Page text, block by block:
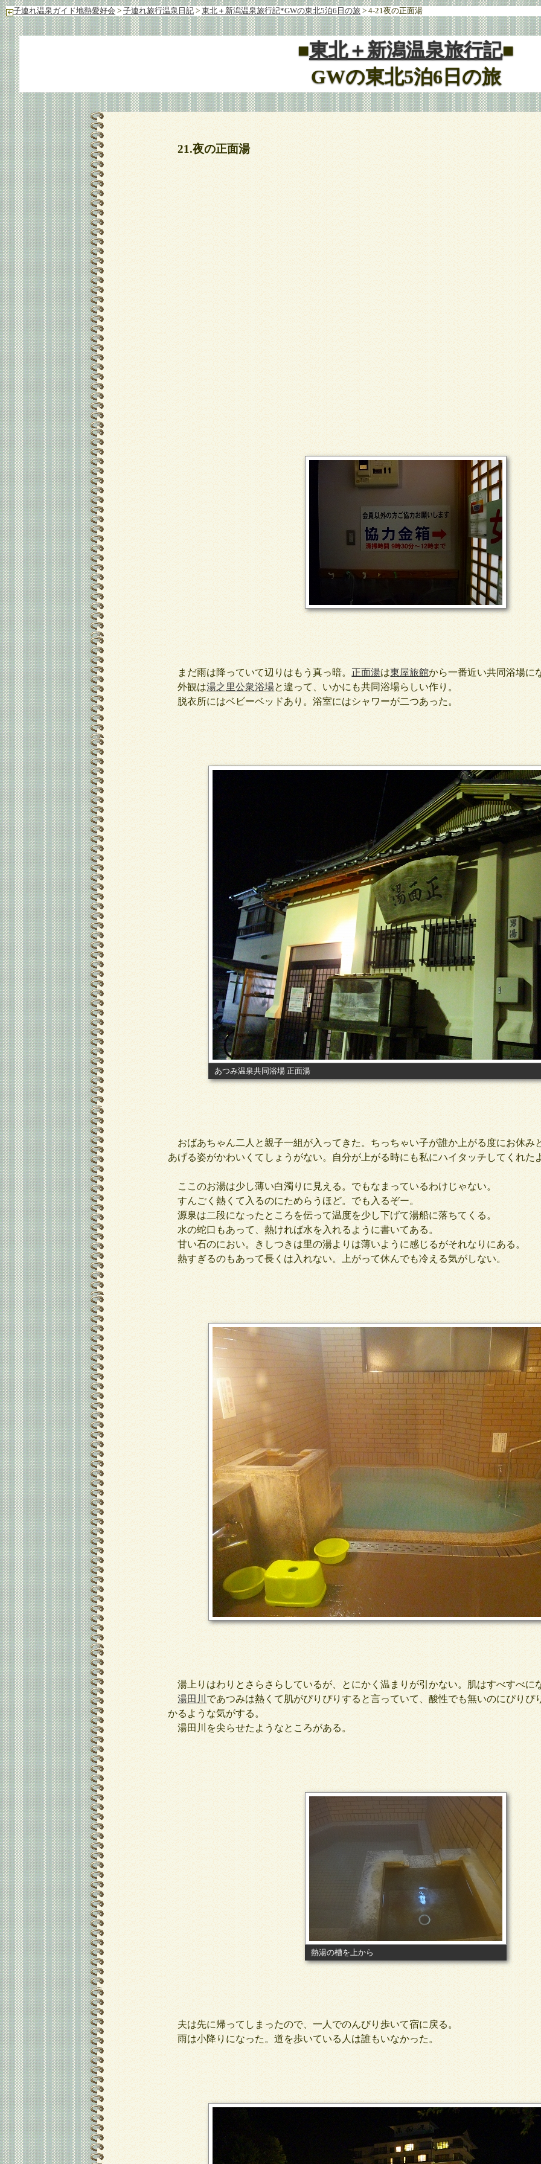
子連れ温泉ガイド地熱愛好会 > 子連れ旅行温泉日記 > 東北＋新潟温泉旅行記*GWの東北5泊6日の旅 > 4-21夜の正面湯
■東北＋新潟温泉旅行記■
GWの東北5泊6日の旅
21.夜の正面湯
まだ雨は降っていて辺りはもう真っ暗。 正面湯は東屋旅館から一番近い共同浴場に
外観は湯之里公衆浴場と違って、いかにも共同浴場らしい作り。
脱衣所にはベビーベッドあり。浴室にはシャワーが二つあった。
あつみ温泉共同浴場 正面湯
おばあちゃん二人と親子一組が入ってきた。ちっちゃい子が誰か上がる度にお休み
あげる姿がかわいくてしょうがない。自分が上がる時にも私にハイタッチしてくれた
ここのお湯は少し薄い白濁りに見える。でもなまっているわけじゃない。
すんごく熱くて入るのにためらうほど。でも入るぞー。
源泉は二段になったところを伝って温度を少し下げて湯船に落ちてくる。
水の蛇口もあって、熱ければ水を入れるように書いてある。
甘い石のにおい。きしつきは里の湯よりは薄いように感じるがそれなりにある。
熱すぎるのもあって長くは入れない。上がって休んでも冷える気がしない。
湯上りはわりとさらさらしているが、とにかく温まりが引かない。肌はすべすべに
湯田川であつみは熱くて肌がぴりぴりすると言っていて、酸性でも無いのにぴりぴ
かるような気がする。
湯田川を尖らせたようなところがある。
熱湯の槽を上から
夫は先に帰ってしまったので、一人でのんびり歩いて宿に戻る。
雨は小降りになった。道を歩いている人は誰もいなかった。